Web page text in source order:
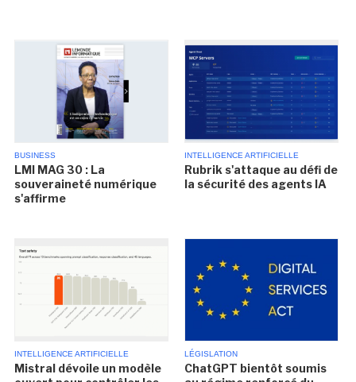
BUSINESS
LMI MAG 30 : La
souveraineté numérique
s'affirme
INTELLIGENCE ARTIFICIELLE
Rubrik s'attaque au défi de
la sécurité des agents IA
INTELLIGENCE ARTIFICIELLE
Mistral dévoile un modèle
LÉGISLATION
ChatGPT bientôt soumis